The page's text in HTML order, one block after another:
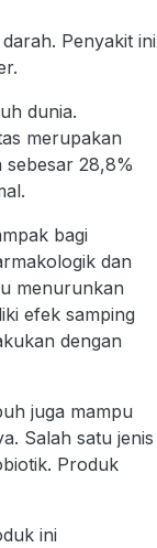
Penyakit ini
dunia.
merupakan
28,8%
bagi
dan
menurunkan
efek samping
dengan
juga mampu
Salah satu jenis
Produk
ini